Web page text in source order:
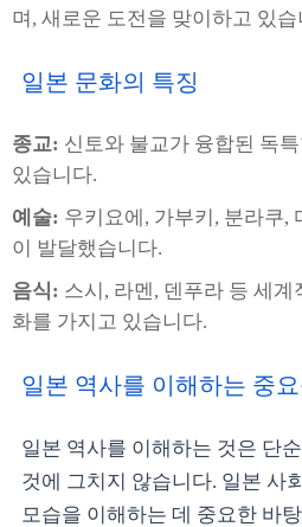
며, 새로운 도전을 맞이하고 있습
일본 문화의 특징
종교: 신토와 불교가 융합된 독
있습니다.
예술: 우키요에, 가부키, 분라쿠,
이 발달했습니다.
음식: 스시, 라멘, 덴푸라 등 세
화를 가지고 있습니다.
일본 역사를 이해하는 중요
일본 역사를 이해하는 것은 단
것에 그치지 않습니다. 일본 사
모습을 이해하는 데 중요한 바